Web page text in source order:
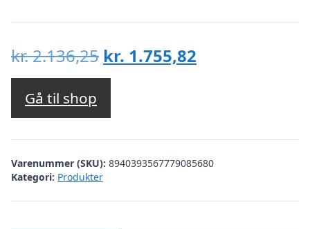
kr.2.136,25 Den
oprindelige
var:
kr. 2.136,25.
kr. 1.755,82
kr. 1.755,82.
Gå til shop
Varenummer (SKU): 8940393567779085680
Kategori: Produkter